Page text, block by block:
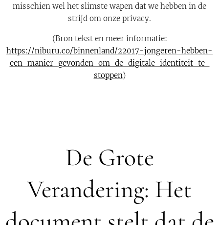
misschien wel het slimste wapen dat we hebben in de
strijd om onze privacy.
(Bron tekst en meer informatie:
https://niburu.co/binnenland/22017-jongeren-hebben-
een-manier-gevonden-om-de-digitale-identiteit-te-
stoppen)
De Grote
Verandering: Het